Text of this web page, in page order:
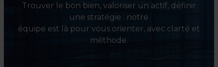
Trouver le bon bien, valoriser un actif, définir
une stratégie : notre
équipe est là pour vous orienter, avec clarté et
méthode.